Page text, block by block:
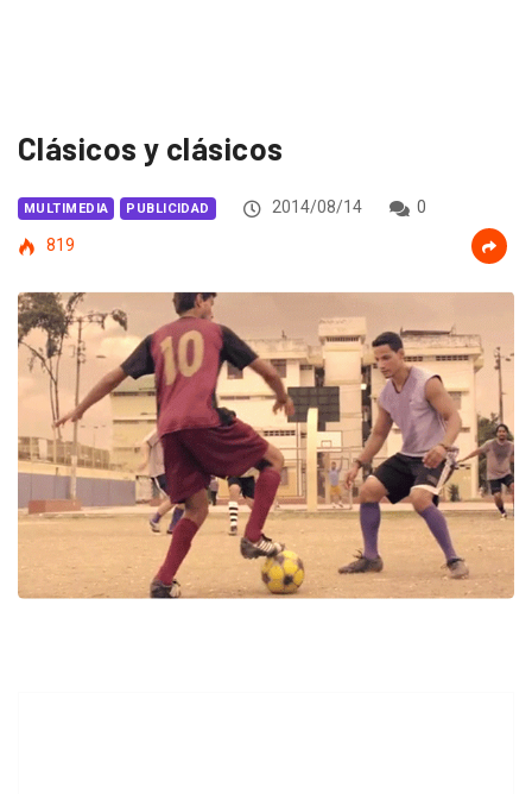
Clásicos y clásicos
MULTIMEDIA PUBLICIDAD 2014/08/14
0
819